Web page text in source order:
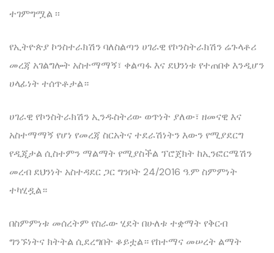
ተገምግሟል ፡፡
የኢትዮጵያ ኮንስተራክሽን ባለስልጣን ሀገራዊ የኮንስትራክሽን ሬጉላቶሪ
መረጃ አገልግሎት አስተማማኝ፣ ቀልጣፋ እና ደህንነቱ የተጠበቀ እንዲሆን
ሀላፊነት ተሰጥቶታል።
ሀገራዊ የኮንስትራክሽን ኢንዱስትሪው ወጥነት ያለው፣ ዘመናዊ እና
አስተማማኝ የሆነ የመረጃ ስርአትና ተደራሽነትን እውን የሚያደርግ
የዲጂታል ሲስተምን ማልማት የሚያስችል ፕሮጀክት ከኢንፎርሜሽን
መረብ ደህንነት አስተዳደር ጋር ግንቦት 24/2016 ዓ.ም ስምምነት
ተካሂዷል።
በስምምነቱ መሰረትም የስራው ሂደት በሁለቱ ተቋማት የቅርብ
ግንኙነትና ክትትል ሲደረግበት ቆይቷል። የከተማና መሠረት ልማት